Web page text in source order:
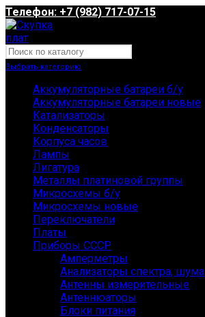
Телефон: +7 (982) 717-07-15
Выбрать категорию
Аккумуляторные батареи б/у
Аккумуляторные батареи новые
Катализаторы
Конденсаторы
Корпуса часов
Лампы
Лигатура
Металлы платиновой группы
Микросхемы б/у
Микросхемы новые
Переключатели
Платы
Приборы СССР
Амперметры
Анализаторы спектра, шума
Антенны измерительные
Антеннюаторы
Блоки питания